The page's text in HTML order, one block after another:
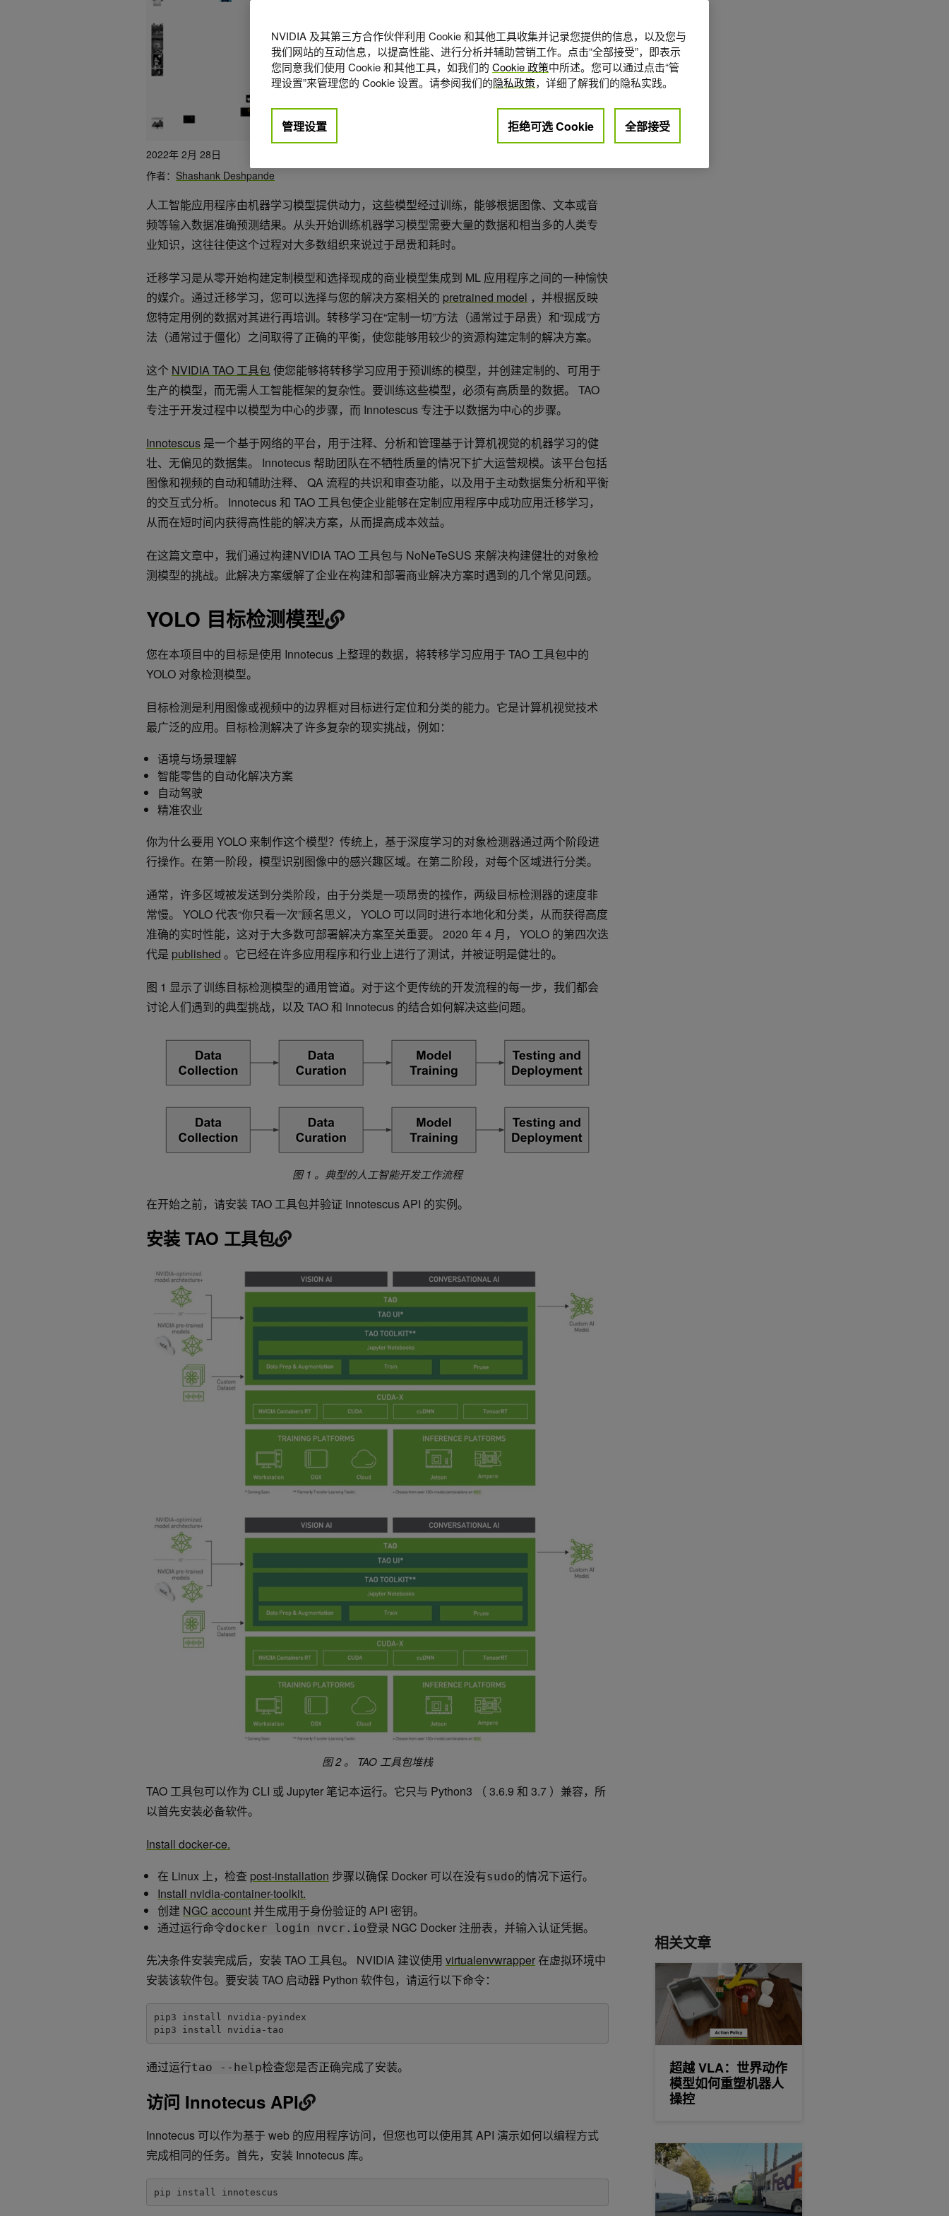
2022年 2月 28日
作者： Shashank Deshpande
人工智能应用程序由机器学习模型提供动力，这些模型经过训练，能够根据图像、文本或音
频等输入数据准确预测结果。从头开始训练机器学习模型需要大量的数据和相当多的人类专
业知识，这往往使这个过程对大多数组织来说过于昂贵和耗时。
迁移学习是从零开始构建定制模型和选择现成的商业模型集成到 ML 应用程序之间的一种愉快
的媒介。通过迁移学习，您可以选择与您的解决方案相关的 pretrained model ，并根据反映
您特定用例的数据对其进行再培训。转移学习在“定制一切”方法（通常过于昂贵）和“现成”方
法（通常过于僵化）之间取得了正确的平衡，使您能够用较少的资源构建定制的解决方案。
这个 NVIDIA TAO 工具包使您能够将转移学习应用于预训练的模型，并创建定制的、可用于
生产的模型，而无需人工智能框架的复杂性。要训练这些模型，必须有高质量的数据。 TAO
专注于开发过程中以模型为中心的步骤，而 Innotescus 专注于以数据为中心的步骤。
Innotescus 是一个基于网络的平台，用于注释、分析和管理基于计算机视觉的机器学习的健
壮、无偏见的数据集。 Innotecus 帮助团队在不牺牲质量的情况下扩大运营规模。该平台包括
图像和视频的自动和辅助注释、 QA 流程的共识和审查功能，以及用于主动数据集分析和平衡
的交互式分析。 Innotecus 和 TAO 工具包使企业能够在定制应用程序中成功应用迁移学习，
从而在短时间内获得高性能的解决方案，从而提高成本效益。
在这篇文章中，我们通过构建NVIDIA TAO 工具包与 NoNeTeSUS 来解决构建健壮的对象检
测模型的挑战。此解决方案缓解了企业在构建和部署商业解决方案时遇到的几个常见问题。
YOLO 目标检测模型
您在本项目中的目标是使用 Innotecus 上整理的数据，将转移学习应用于 TAO 工具包中的
YOLO 对象检测模型。
目标检测是利用图像或视频中的边界框对目标进行定位和分类的能力。它是计算机视觉技术
最广泛的应用。目标检测解决了许多复杂的现实挑战，例如：
语境与场景理解
智能零售的自动化解决方案
自动驾驶
精准农业
你为什么要用 YOLO 来制作这个模型？传统上，基于深度学习的对象检测器通过两个阶段进
行操作。在第一阶段，模型识别图像中的感兴趣区域。在第二阶段，对每个区域进行分类。
通常，许多区域被发送到分类阶段，由于分类是一项昂贵的操作，两级目标检测器的速度非
常慢。 YOLO 代表“你只看一次”顾名思义， YOLO 可以同时进行本地化和分类，从而获得高度
准确的实时性能，这对于大多数可部署解决方案至关重要。 2020 年 4 月， YOLO 的第四次迭
代是 published 。它已经在许多应用程序和行业上进行了测试，并被证明是健壮的。
图 1 显示了训练目标检测模型的通用管道。对于这个更传统的开发流程的每一步，我们都会
讨论人们遇到的典型挑战，以及 TAO 和 Innotecus 的结合如何解决这些问题。
图 1 。典型的人工智能开发工作流程
在开始之前，请安装 TAO 工具包并验证 Innotescus API 的实例。
安装 TAO 工具包
图 2 。 TAO 工具包堆栈
TAO 工具包可以作为 CLI 或 Jupyter 笔记本运行。它只与 Python3 （ 3.6.9 和 3.7 ）兼容，所
以首先安装必备软件。
Install docker-ce.
在 Linux 上，检查 post-installation 步骤以确保 Docker 可以在没有sudo的情况下运行。
Install nvidia-container-toolkit.
创建 NGC account 并生成用于身份验证的 API 密钥。
通过运行命令docker login nvcr.io登录 NGC Docker 注册表，并输入认证凭据。
先决条件安装完成后，安装 TAO 工具包。 NVIDIA 建议使用 virtualenvwrapper在虚拟环境中
安装该软件包。要安装 TAO 启动器 Python 软件包，请运行以下命令：
pip3 install nvidia-pyindex
pip3 install nvidia-tao
通过运行tao --help检查您是否正确完成了安装。
访问 Innotecus API
Innotecus 可以作为基于 web 的应用程序访问，但您也可以使用其 API 演示如何以编程方式
完成相同的任务。首先，安装 Innotecus 库。
pip install innotescus
相关文章
超越 VLA：世界动作
模型如何重塑机器人
操控
超越 VLA：世界动作模型如何重塑机器人操控
使用 NVIDIA Alpamayo 2 Super 生成轨迹、推理路径和自动标
NVIDIA 及其第三方合作伙伴利用 Cookie 和其他工具收集并记录您提供的信息，以及您与
我们网站的互动信息，以提高性能、进行分析并辅助营销工作。点击“全部接受”，即表示
您同意我们使用 Cookie 和其他工具，如我们的 Cookie 政策中所述。您可以通过点击“管
理设置”来管理您的 Cookie 设置。请参阅我们的隐私政策，详细了解我们的隐私实践。
管理设置 拒绝可选 Cookie 全部接受